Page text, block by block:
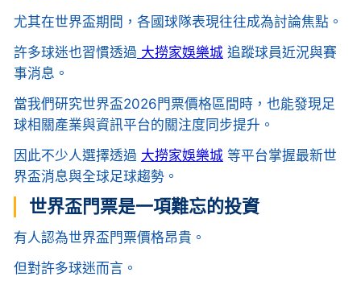
尤其在世界盃期間，各國球隊表現往往成為討論焦點。
許多球迷也習慣透過 大撈家娛樂城追蹤球員近況與賽
事消息。
當我們研究世界盃2026門票價格區間時，也能發現足
球相關產業與資訊平台的關注度同步提升。
因此不少人選擇透過 大撈家娛樂城等平台掌握最新世
界盃消息與全球足球趨勢。
世界盃門票是一項難忘的投資
有人認為世界盃門票價格昂貴。
但對許多球迷而言。